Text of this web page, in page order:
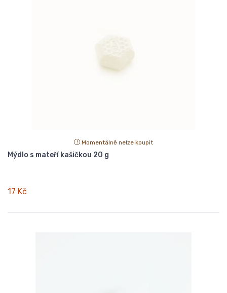
Momentálně nelze koupit
Mýdlo s mateří kašičkou 20 g
17 Kč